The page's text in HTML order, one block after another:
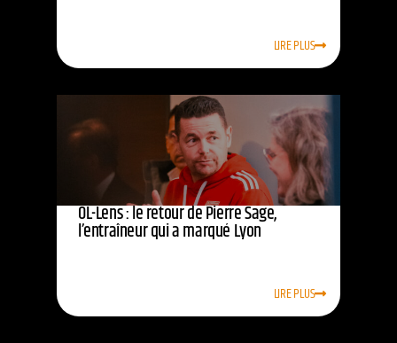
LIRE PLUS
OL-Lens : le retour de Pierre Sage,
l’entraîneur qui a marqué Lyon
LIRE PLUS